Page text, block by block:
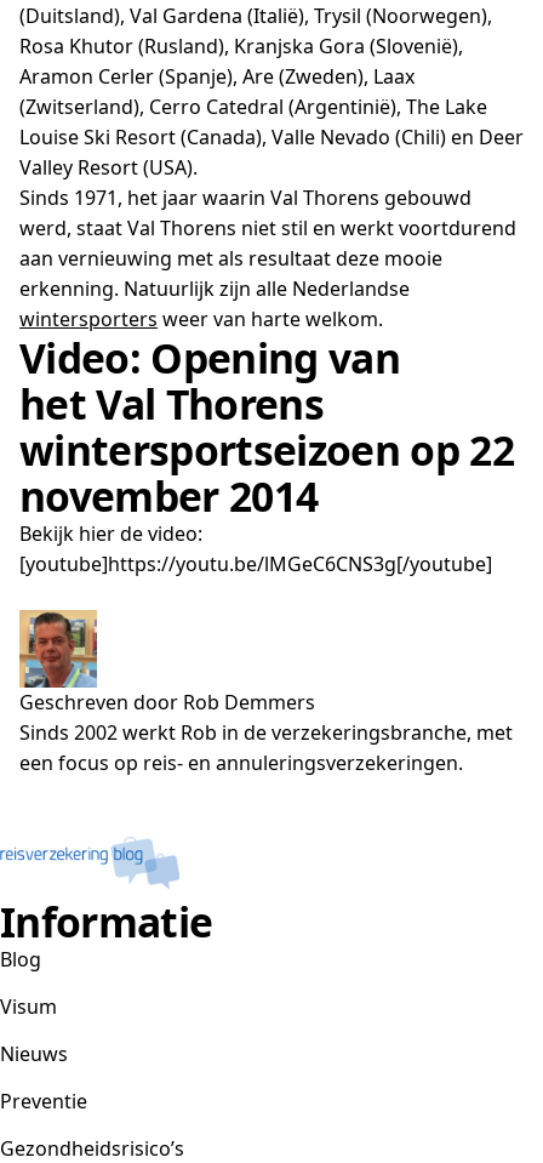
(Duitsland), Val Gardena (Italië), Trysil (Noorwegen),
Rosa Khutor (Rusland), Kranjska Gora (Slovenië),
Aramon Cerler (Spanje), Are (Zweden), Laax
(Zwitserland), Cerro Catedral (Argentinië), The Lake
Louise Ski Resort (Canada), Valle Nevado (Chili) en Deer
Valley Resort (USA).
Sinds 1971, het jaar waarin Val Thorens gebouwd
werd, staat Val Thorens niet stil en werkt voortdurend
aan vernieuwing met als resultaat deze mooie
erkenning. Natuurlijk zijn alle Nederlandse
wintersporters weer van harte welkom.
Video: Opening van
het Val Thorens
wintersportseizoen op 22
november 2014
Bekijk hier de video:
[youtube]https://youtu.be/lMGeC6CNS3g[/youtube]
Geschreven door Rob Demmers
Sinds 2002 werkt Rob in de verzekeringsbranche, met
een focus op reis- en annuleringsverzekeringen.
Informatie
Blog
Visum
Nieuws
Preventie
Gezondheidsrisico’s